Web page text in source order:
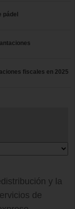
fiscales en 2025
y la
de